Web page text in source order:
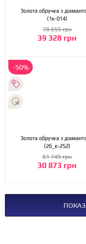
Золота обручка з
(1к-014)
39 328 грн
78 655 грн
-50%
Золота обручка з
(2б_к-252)
30 873 грн
61 745 грн